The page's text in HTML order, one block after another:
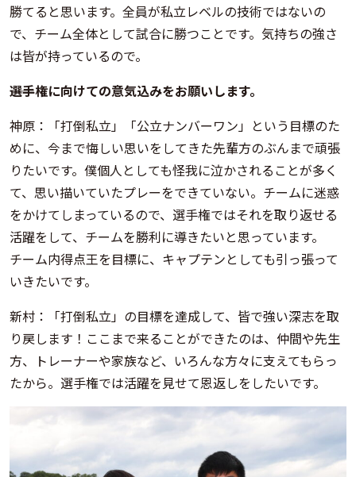
勝てると思います。全員が私立レベルの技術ではないの
で、チーム全体として試合に勝つことです。気持ちの強さ
は皆が持っているので。
――選手権に向けての意気込みをお願いします。
神原：「打倒私立」「公立ナンバーワン」という目標のた
めに、今まで悔しい思いをしてきた先輩方のぶんまで頑張
りたいです。僕個人としても怪我に泣かされることが多く
て、思い描いていたプレーをできていない。チームに迷惑
をかけてしまっているので、選手権ではそれを取り返せる
活躍をして、チームを勝利に導きたいと思っています。
チーム内得点王を目標に、キャプテンとしても引っ張って
いきたいです。
新村：「打倒私立」の目標を達成して、皆で強い深志を取
り戻します！ここまで来ることができたのは、仲間や先生
方、トレーナーや家族など、いろんな方々に支えてもらっ
たから。選手権では活躍を見せて恩返しをしたいです。